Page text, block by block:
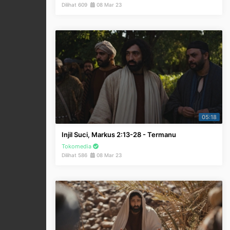
Dilihat 609 08 Mar 23
05:18
Injil Suci, Markus 2:13-28 - Termanu
Tokomedia
Dilihat 586 08 Mar 23